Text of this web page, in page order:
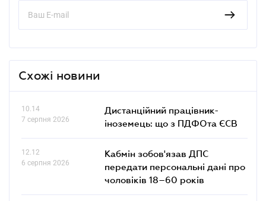
Схожі новини
10.14
7 серпня 2026
Дистанційний працівник-
іноземець: що з ПДФОта ЄСВ
12.12
6 серпня 2026
Кабмін зобов'язав ДПС
передати персональні дані про
чоловіків 18–60 років